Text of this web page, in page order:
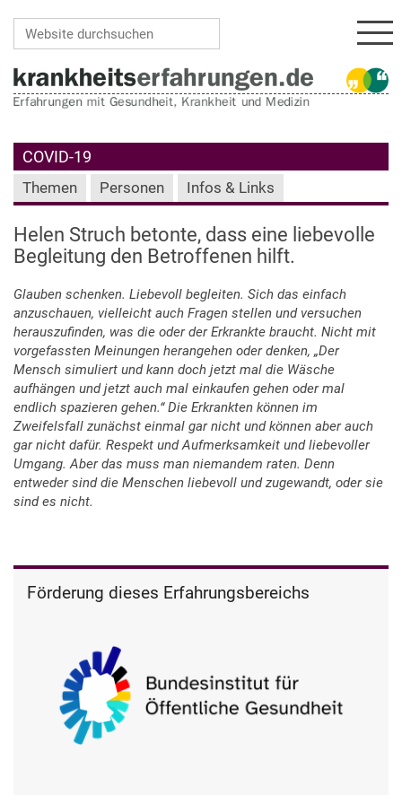
COVID-19
Themen Personen Infos & Links
Helen Struch betonte, dass eine liebevolle
Begleitung den Betroffenen hilft.
Glauben schenken. Liebevoll begleiten. Sich das einfach
anzuschauen, vielleicht auch Fragen stellen und versuchen
herauszufinden, was die oder der Erkrankte braucht. Nicht mit
vorgefassten Meinungen herangehen oder denken, „Der
Mensch simuliert und kann doch jetzt mal die Wäsche
aufhängen und jetzt auch mal einkaufen gehen oder mal
endlich spazieren gehen.“ Die Erkrankten können im
Zweifelsfall zunächst einmal gar nicht und können aber auch
gar nicht dafür. Respekt und Aufmerksamkeit und liebevoller
Umgang. Aber das muss man niemandem raten. Denn
entweder sind die Menschen liebevoll und zugewandt, oder sie
sind es nicht.
Förderung dieses Erfahrungsbereichs